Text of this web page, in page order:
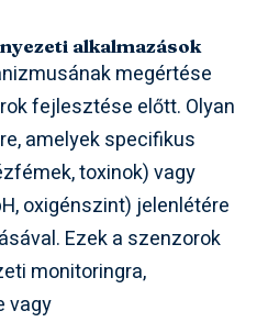
alkalmazások
megértése
fejlesztése előtt. Olyan
amelyek specifikus
toxinok) vagy
oxigénszint) jelenlétére
Ezek a szenzorok
monitoringra,
vagy